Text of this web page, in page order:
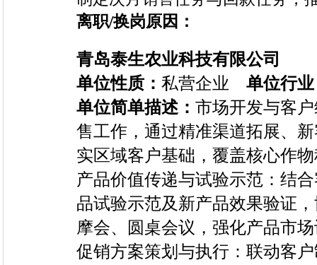
离职/换岗原因：
青岛泰生农业科技有限公司
单位性质： 私营企业 单位行
单位简单描述： 市场开发与客
售工作，通过精准渠道拓展、
实区域客户基础，覆盖核心作
产品价值传递与试验示范：结
品试验示范及新产品效果验证
摩会、圆桌会议，强化产品市
促销方案策划与执行：联动客